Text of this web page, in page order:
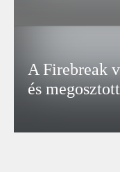
A Firebreak
és